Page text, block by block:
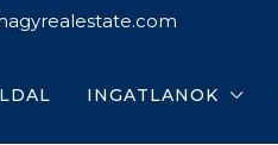
INGATLANOK